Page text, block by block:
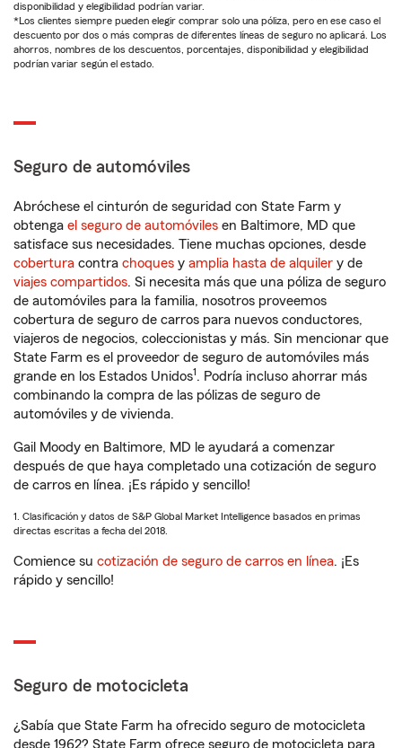
disponibilidad y elegibilidad podrían variar.
*Los clientes siempre pueden elegir comprar solo una póliza, pero en ese caso el
descuento por dos o más compras de diferentes líneas de seguro no aplicará. Los
ahorros, nombres de los descuentos, porcentajes, disponibilidad y elegibilidad
podrían variar según el estado.
Seguro de automóviles
Abróchese el cinturón de seguridad con State Farm y
obtenga el seguro de automóviles en Baltimore, MD que
satisface sus necesidades. Tiene muchas opciones, desde
cobertura contra choques y amplia hasta de alquiler y de
viajes compartidos. Si necesita más que una póliza de seguro
de automóviles para la familia, nosotros proveemos
cobertura de seguro de carros para nuevos conductores,
viajeros de negocios, coleccionistas y más. Sin mencionar que
State Farm es el proveedor de seguro de automóviles más
grande en los Estados Unidos1. Podría incluso ahorrar más
combinando la compra de las pólizas de seguro de
automóviles y de vivienda.
Gail Moody en Baltimore, MD le ayudará a comenzar
después de que haya completado una cotización de seguro
de carros en línea. ¡Es rápido y sencillo!
1. Clasificación y datos de S&P Global Market Intelligence basados en primas
directas escritas a fecha del 2018.
Comience su cotización de seguro de carros en línea. ¡Es
rápido y sencillo!
Seguro de motocicleta
¿Sabía que State Farm ha ofrecido seguro de motocicleta
desde 1962? State Farm ofrece seguro de motocicleta para